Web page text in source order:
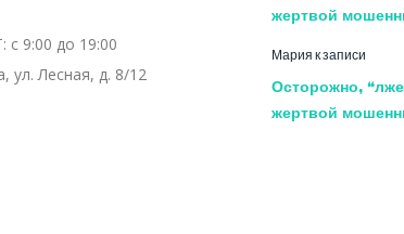
с 9:00 до 19:00
ул. Лесная, д. 8/12
жертвой
Мария к записи
Осторожно,
жертвой